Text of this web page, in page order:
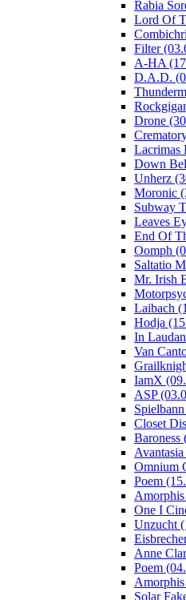
Rabia
Lord Of
Filter
A-HA
D.A.D.
Drone
Lacrimas
Down
Unherz
Moronic
Subway
Leaves
End Of
Oomph
Saltatio
Mr. Irish
Laibach
Hodja
In
Van
IamX
ASP
Closet
Baroness
Omnium
Poem
One I
Unzucht
Anne
Poem
Solar